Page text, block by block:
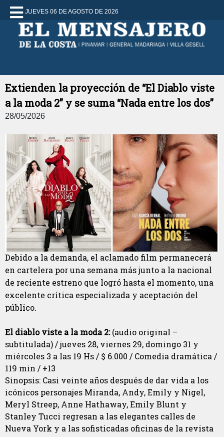
JUEVES 06 DE AGOSTO DE 2026
Extienden la proyección de “El Diablo viste
a la moda 2” y se suma “Nada entre los dos”
28/05/2026
Debido a la demanda, el aclamado film permanecerá
en cartelera por una semana más junto a la nacional
de reciente estreno que logró hasta el momento, una
excelente crítica especializada y aceptación del
público.
El diablo viste a la moda 2:(audio original –
subtitulada) / jueves 28, viernes 29, domingo 31 y
miércoles 3 a las 19 Hs / $ 6.000 / Comedia dramática /
119 min / +13
Sinopsis: Casi veinte años después de dar vida a los
icónicos personajes Miranda, Andy, Emily y Nigel,
Meryl Streep, Anne Hathaway, Emily Blunt y
Stanley Tucci regresan a las elegantes calles de
Nueva York y a las sofisticadas oficinas de la revista